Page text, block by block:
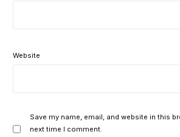
Website
Save my name, email, and website in this
next time I comment.